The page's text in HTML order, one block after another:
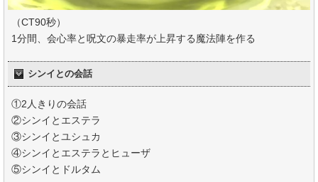
（CT90秒）
1分間、会心率と呪文の暴走率が上昇する魔法陣を作る
シンイとの会話
①2人きりの会話
②シンイとエステラ
③シンイとユシュカ
④シンイとエステラとヒューザ
⑤シンイとドルタム